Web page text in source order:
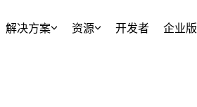
解决方案 资源 开发者 企业版